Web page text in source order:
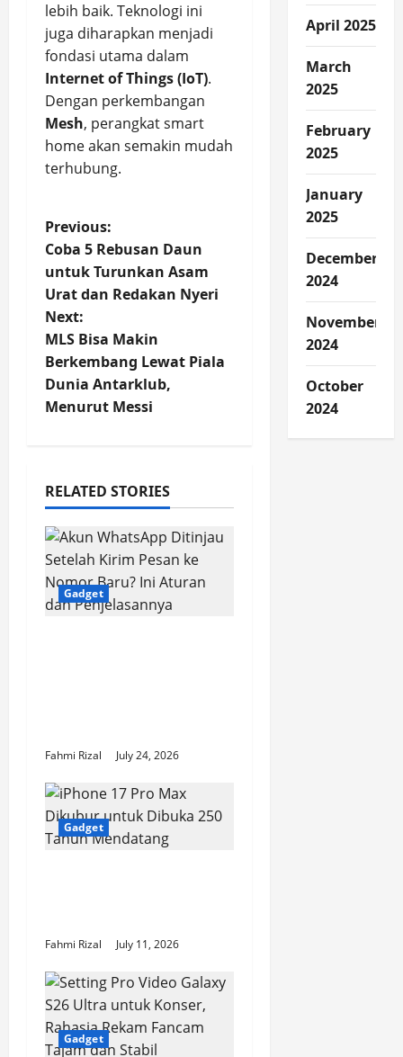
lebih baik. Teknologi ini
juga diharapkan menjadi
fondasi utama dalam
Internet of Things (IoT).
Dengan perkembangan
Mesh, perangkat smart
home akan semakin mudah
terhubung.
P
o
s
t
n
a
i
g
a
t
Previous:
Coba 5 Rebusan Daun
untuk Turunkan Asam
Urat dan Redakan Nyeri
Next:
MLS Bisa Makin
Berkembang Lewat Piala
Dunia Antarklub,
Menurut Messi
RELATED STORIES
Gadget
Fahmi Rizal July 24, 2026
Gadget
Fahmi Rizal July 11, 2026
Gadget
April 2025
March
2025
February
2025
January
2025
December
2024
November
2024
October
2024